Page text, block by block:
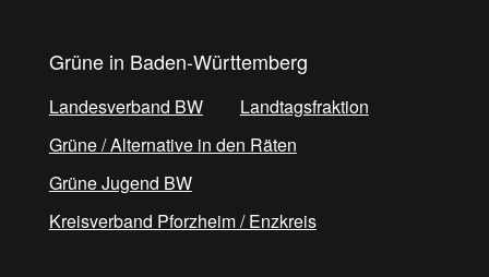
Grüne in Baden-Württemberg
Landesverband BW
Landtagsfraktion
Grüne / Alternative in den Räten
Grüne Jugend BW
Kreisverband Pforzheim / Enzkreis